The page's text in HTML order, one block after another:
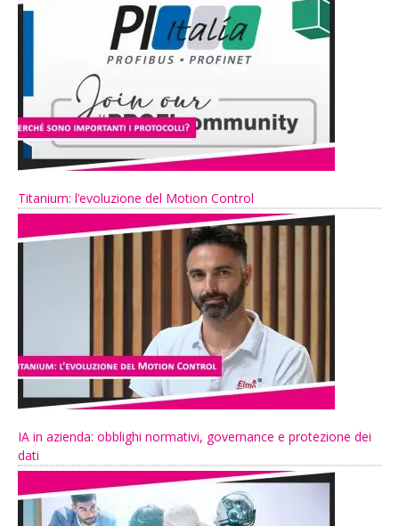
Titanium: l’evoluzione del Motion Control
IA in azienda: obblighi normativi, governance e protezione dei
dati